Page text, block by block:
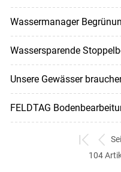
Wassermanager
Wassersparende
Unsere Gewässer
FELDTAG
zum
ersten
zurück
zum
104